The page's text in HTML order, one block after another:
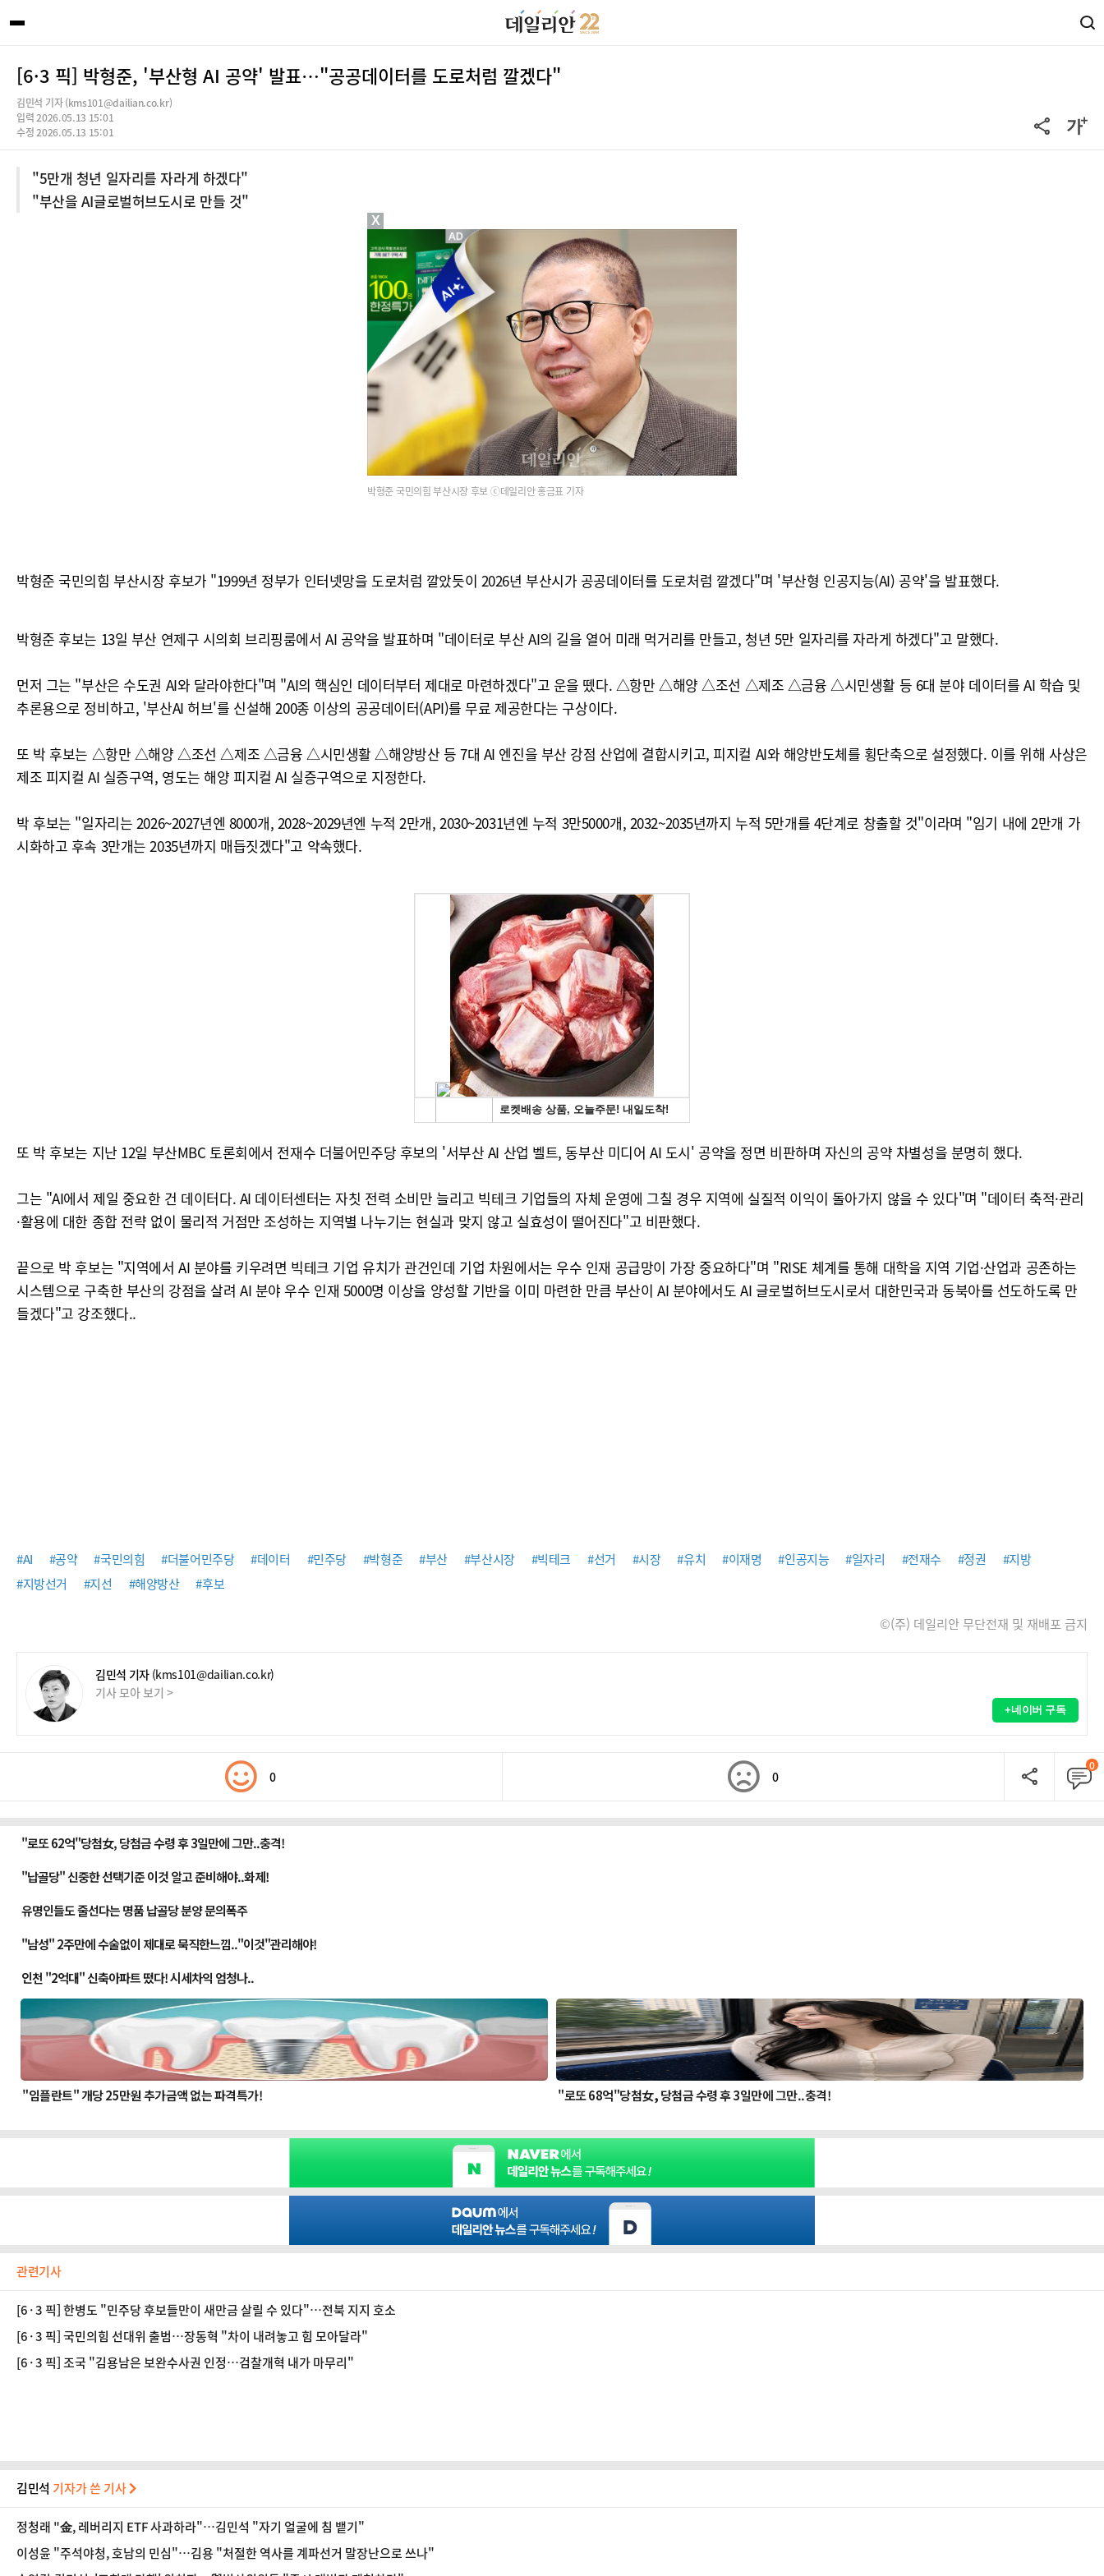
[6·3 픽] 박형준, '부산형 AI 공약' 발표…"공공데이터를 도로처럼 깔겠다"
김민석 기자 (kms101@dailian.co.kr)
입력 2026.05.13 15:01
수정 2026.05.13 15:01
"5만개 청년 일자리를 자라게 하겠다"
"부산을 AI글로벌허브도시로 만들 것"
박형준 국민의힘 부산시장 후보 ⓒ데일리안 홍금표 기자
박형준 국민의힘 부산시장 후보가 "1999년 정부가 인터넷망을 도로처럼 깔았듯이 2026년 부산시가 공공데이터를 도로처럼 깔겠다"며 '부산형 인공지능(AI) 공약'을 발표했다.
박형준 후보는 13일 부산 연제구 시의회 브리핑룸에서 AI 공약을 발표하며 "데이터로 부산 AI의 길을 열어 미래 먹거리를 만들고, 청년 5만 일자리를 자라게 하겠다"고 말했다.
먼저 그는 "부산은 수도권 AI와 달라야한다"며 "AI의 핵심인 데이터부터 제대로 마련하겠다"고 운을 뗐다. △항만 △해양 △조선 △제조 △금융 △시민생활 등 6대 분야 데이터를 AI 학습 및
추론용으로 정비하고, '부산AI 허브'를 신설해 200종 이상의 공공데이터(API)를 무료 제공한다는 구상이다.
또 박 후보는 △항만 △해양 △조선 △제조 △금융 △시민생활 △해양방산 등 7대 AI 엔진을 부산 강점 산업에 결합시키고, 피지컬 AI와 해양반도체를 횡단축으로 설정했다. 이를 위해 사상은
제조 피지컬 AI 실증구역, 영도는 해양 피지컬 AI 실증구역으로 지정한다.
박 후보는 "일자리는 2026~2027년엔 8000개, 2028~2029년엔 누적 2만개, 2030~2031년엔 누적 3만5000개, 2032~2035년까지 누적 5만개를 4단계로 창출할 것"이라며 "임기 내에 2만개 가
시화하고 후속 3만개는 2035년까지 매듭짓겠다"고 약속했다.
또 박 후보는 지난 12일 부산MBC 토론회에서 전재수 더불어민주당 후보의 '서부산 AI 산업 벨트, 동부산 미디어 AI 도시' 공약을 정면 비판하며 자신의 공약 차별성을 분명히 했다.
그는 "AI에서 제일 중요한 건 데이터다. AI 데이터센터는 자칫 전력 소비만 늘리고 빅테크 기업들의 자체 운영에 그칠 경우 지역에 실질적 이익이 돌아가지 않을 수 있다"며 "데이터 축적·관리
·활용에 대한 종합 전략 없이 물리적 거점만 조성하는 지역별 나누기는 현실과 맞지 않고 실효성이 떨어진다"고 비판했다.
끝으로 박 후보는 "지역에서 AI 분야를 키우려면 빅테크 기업 유치가 관건인데 기업 차원에서는 우수 인재 공급망이 가장 중요하다"며 "RISE 체계를 통해 대학을 지역 기업·산업과 공존하는
시스템으로 구축한 부산의 강점을 살려 AI 분야 우수 인재 5000명 이상을 양성할 기반을 이미 마련한 만큼 부산이 AI 분야에서도 AI 글로벌허브도시로서 대한민국과 동북아를 선도하도록 만
들겠다"고 강조했다..
#AI #공약 #국민의힘 #더불어민주당 #데이터 #민주당 #박형준 #부산 #부산시장 #빅테크 #선거 #시장 #유치 #이재명 #인공지능 #일자리 #전재수 #정권
#지방
#지방선거
#지선 #해양방산 #후보
©(주) 데일리안 무단전재 및 재배포 금지
김민석 기자 (kms101@dailian.co.kr)
기사 모아 보기 >
+네이버 구독
0 0
0
관련기사
[6·3 픽] 한병도 "민주당 후보들만이 새만금 살릴 수 있다"…전북 지지 호소
[6·3 픽] 국민의힘 선대위 출범…장동혁 "차이 내려놓고 힘 모아달라"
[6·3 픽] 조국 "김용남은 보완수사권 인정…검찰개혁 내가 마무리"
김민석 기자가 쓴 기사
정청래 "金, 레버리지 ETF 사과하라"…김민석 "자기 얼굴에 침 뱉기"
이성윤 "주석야청, 호남의 민심"…김용 "처절한 역사를 계파선거 말장난으로 쓰나"
X